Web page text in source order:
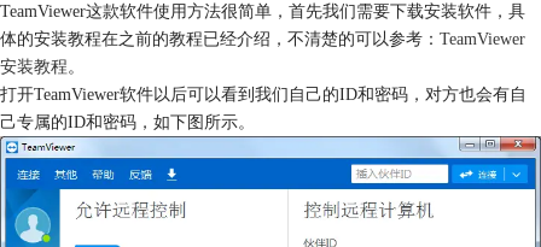
TeamViewer这款软件使用方法很简单，首先我们需要下载安装软件，具
体的安装教程在之前的教程已经介绍，不清楚的可以参考： TeamViewer
安装教程。
打开TeamViewer软件以后可以看到我们自己的ID和密码，对方也会有自
己专属的ID和密码，如下图所示。